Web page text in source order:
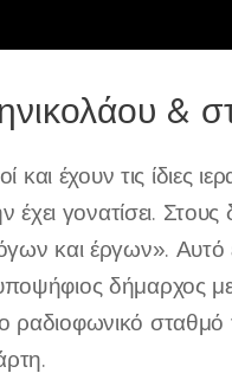
&
και έχουν τις ίδιες
έχει γονατίσει.
και έργων».
δήμαρχος
ραδιοφωνικό σταθμό